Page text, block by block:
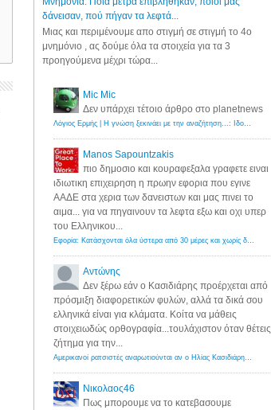
δάνεισαν, πού πήγαν τα λεφτά...
Μιας και περιμένουμε απο στιγμή σε στιγμή το 4ο
μνημόνιο , ας δούμε όλα τα στοιχεία για τα 3
προηγούμενα μέχρι τώρα...
Mic Mic
Δεν υπάρχει τέτοιο άρθρο στο planetnews
Λόγιος Ερμής | Η γνώση ξεκινάει με την αναζήτηση...: Ιδού οι 18 που χρωστούν 11 δις ευρώ!
Manos Sapountzakis
πιο δημοσιο και κουραφεξαλα γραφετε ειναι
ιδιωτικη επιχειρηση η πρωην εφορια που εγινε
ΑΑΔΕ στα χερια των δανειστων και μας πινει το
αιμα... για να πηγαινουν τα λεφτα εξω και οχι υπερ
του Ελληνικου...
Εφορία: Κατάσχονται όλα ύστερα από 30 μέρες και χωρίς δικαστικές αποφάσεις - Λόγιος Ερμής
Αντώνης
Δεν ξέρω εάν ο Κασιδιάρης προέρχεται από
πρόσμιξη διαφορετικών φυλών, αλλά τα δικά σου
ελληνικά είναι για κλάματα. Κοίτα να μάθεις
στοιχειωδώς ορθογραφία...τουλάχιστον όταν θέτεις
ζήτημα για την...
Αμερικανοί ρατσιστές αναρωτιούνται αν ο Ηλίας Κασιδιάρης ανήκει στη λευκή φυλή... - Λόγιος Ερμής
Νικολαος46
Πως μπορουμε να το κατεβασουμε